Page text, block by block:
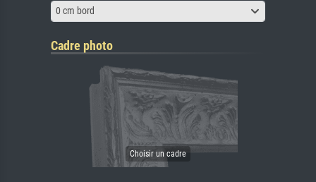
0 cm bord
Cadre photo